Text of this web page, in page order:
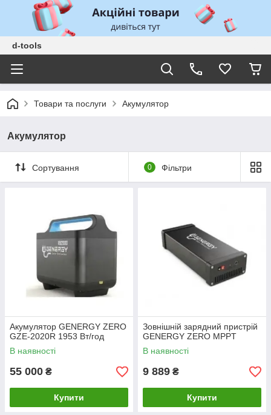
d-tools
Товари та послуги Акумулятор
Акумулятор
Сортування 0 Фільтри
Акумулятор GENERGY ZERO
GZE-2020R 1953 Вт/год
В наявності
55 000 ₴
Купити
Зовнішній зарядний пристрій
GENERGY ZERO MPPT
В наявності
9 889 ₴
Купити